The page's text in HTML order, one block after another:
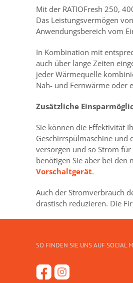
Mit der RATIOFresh 250,
Das Leistungsvermögen
Anwendungsbereich vom
In Kombination mit
auch über lange Zeiten
jeder Wärmequelle
Nah- und Fernwärme oder
Zusätzliche
Sie können die Effektivität
Geschirrspülmaschine und
versorgen und so Strom
benötigen Sie aber bei den
Vorschaltgerät.
Auch der Stromverbrauch
drastisch reduzieren. Die
SO FINDEN SIE UNS AUF SOCIAL